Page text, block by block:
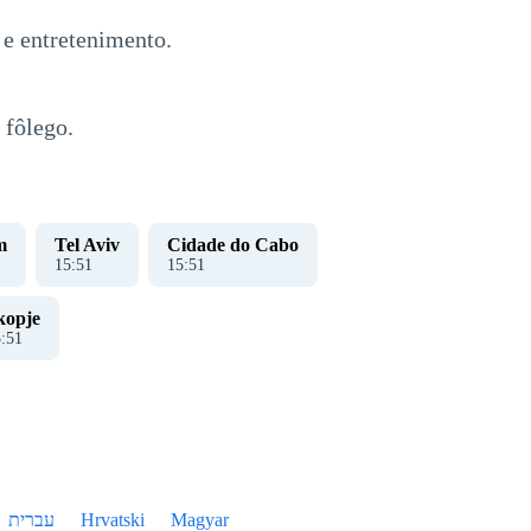
entretenimento.
fôlego.
Tel Aviv
15:51
Cidade do Cabo
15:51
:51
עברית Hrvatski Magyar